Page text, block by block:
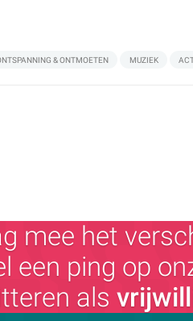
& ONTMOETEN MUZIEK
mee het
een ping op
als